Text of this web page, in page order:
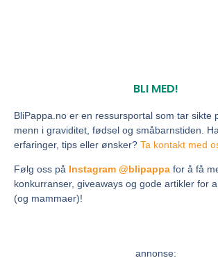
BLI MED!
BliPappa.no er en ressursportal som tar sikte
menn i graviditet, fødsel og småbarnstiden.
erfaringer, tips eller ønsker? Ta kontakt med
Følg oss på Instagram @blipappa for å få
konkurranser, giveaways og gode artikler for
(og mammaer)!
annonse: